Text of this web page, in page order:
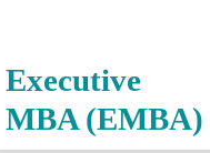
Executive
MBA (EMBA)